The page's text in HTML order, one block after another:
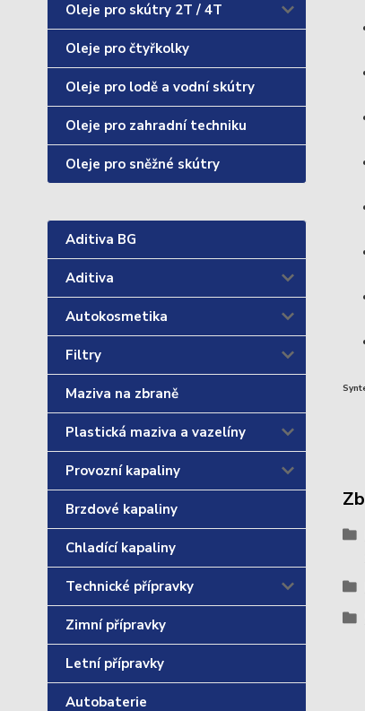
Oleje pro skútry 2T / 4T
Oleje pro čtyřkolky
Oleje pro lodě a vodní skútry
Oleje pro zahradní techniku
Oleje pro sněžné skútry
Aditiva BG
Aditiva
Autokosmetika
Filtry
Maziva na zbraně
Plastická maziva a vazelíny
Provozní kapaliny
Brzdové kapaliny
Chladící kapaliny
Technické přípravky
Zimní přípravky
Letní přípravky
Autobaterie